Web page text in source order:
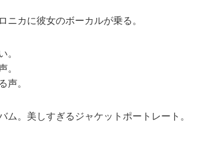
カに彼女のボーカルが乗る。
。
ム。美しすぎるジャケットポートレート。